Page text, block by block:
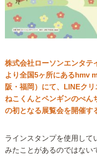
株式会社ローソンエンタテ
より全国5ヶ所にあるhmv
阪・福岡）にて、LINEク
ねこくんとペンギンのぺん
の初となる展覧会を開催す
ラインスタンプを使用して
みたことがあるのではない